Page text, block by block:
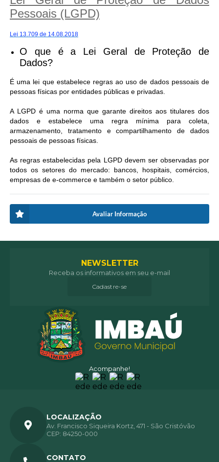
Pessoais (LGPD)
Lei 13.709 de 14.08.2018
O que é a Lei Geral de Proteção de
Dados?
É uma lei que estabelece regras ao uso de dados pessoais de
pessoas físicas por entidades públicas e privadas.
A LGPD é uma norma que garante direitos aos titulares dos
dados e estabelece uma regra mínima para coleta,
armazenamento, tratamento e compartilhamento de dados
pessoais de pessoas físicas.
As regras estabelecidas pela LGPD devem ser observadas por
todos os setores do mercado: bancos, hospitais, comércios,
empresas de e-commerce e também o setor público.
Avaliar Informação
Acompanhe!
NEWSLETTER
Receba os informativos em seu e-mail
Cadastre-se
LOCALIZAÇÃO
Av. Francisco Siqueira Kortz, 471 - São Cristóvão
CEP: 84250-000
CONTATO